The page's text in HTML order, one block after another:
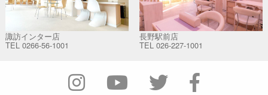
諏訪インター店
TEL 0266-56-1001
長野駅前店
TEL 026-227-1001